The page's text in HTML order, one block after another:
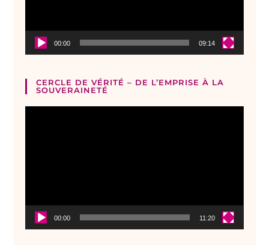
00:00 09:14
CERCLE DE VÉRITÉ – DE L’EMPRISE À LA
SOUVERAINETÉ
00:00 11:20